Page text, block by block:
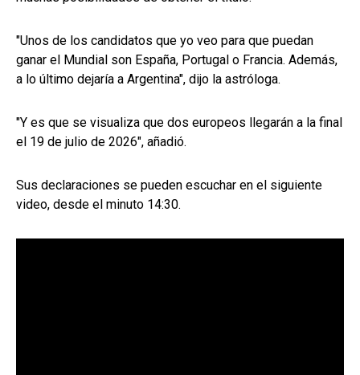
"Unos de los candidatos que yo veo para que puedan
ganar el Mundial son España, Portugal o Francia. Además,
a lo último dejaría a Argentina", dijo la astróloga.
"Y es que se visualiza que dos europeos llegarán a la final
el 19 de julio de 2026", añadió.
Sus declaraciones se pueden escuchar en el siguiente
video, desde el minuto 14:30.